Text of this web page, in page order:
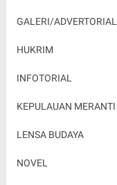
GALERI/ADVERTORIAL
HUKRIM
INFOTORIAL
KEPULAUAN MERANTI
LENSA BUDAYA
NOVEL